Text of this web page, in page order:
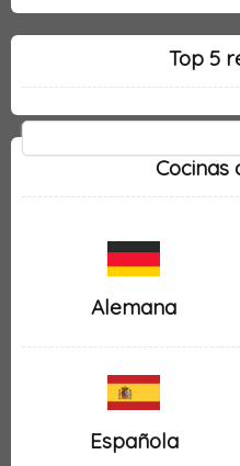
Top 5
Cocinas
Alemana
Española